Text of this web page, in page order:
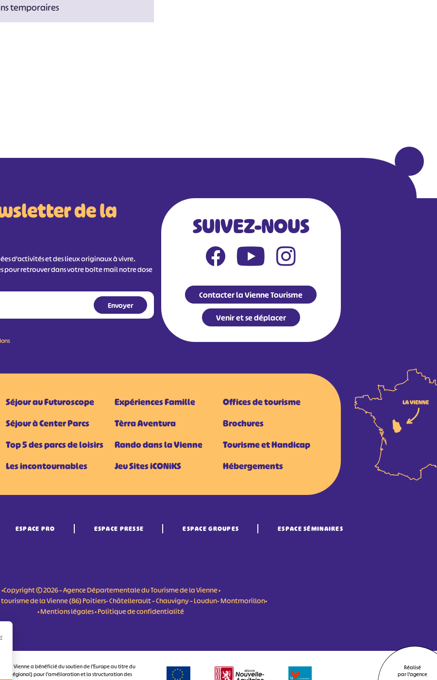
temporaires
de la
d'activités et des lieux originaux à vivre.
pour retrouver dans votre boîte mail notre dose
SUIVEZ-NOUS
Contacter la Vienne Tourisme
Venir et se déplacer
Séjour au Futuroscope
Séjour à Center Parcs
Top 5 des parcs de loisirs
Les incontournables
Expériences Famille
Tèrra Aventura
Rando dans la Vienne
Jeu Sites iCONiKS
Offices de tourisme
Brochures
Tourisme et Handicap
Hébergements
ESPACE PRO ESPACE PRESSE ESPACE GROUPES ESPACE SÉMINAIRES
•Copyright © 2026 – Agence Départementale du Tourisme de la Vienne •
de la Vienne (86) Poitiers- Châtellerault – Chauvigny – Loudun- Montmorillon•
•Mentions légales•Politique de confidentialité
la Vienne a bénéficié du soutien de l’Europe au titre du
Régional) pour l’amélioration et la structuration des
Réalisé
par l'agence